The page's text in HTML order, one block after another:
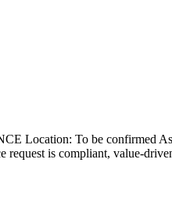
To be confirmed As
is compliant,